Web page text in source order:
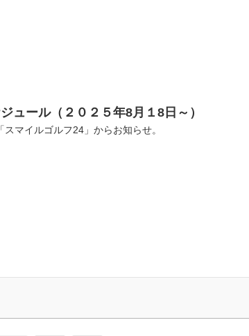
ュール（２０２５年8月１8日～）
マイルゴルフ24」からお知らせ。